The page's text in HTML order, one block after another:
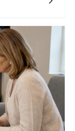
krwi, które mogą
dzięki
stosuje się
mutacje
na bardziej
jest
szanse na
pacjentów.